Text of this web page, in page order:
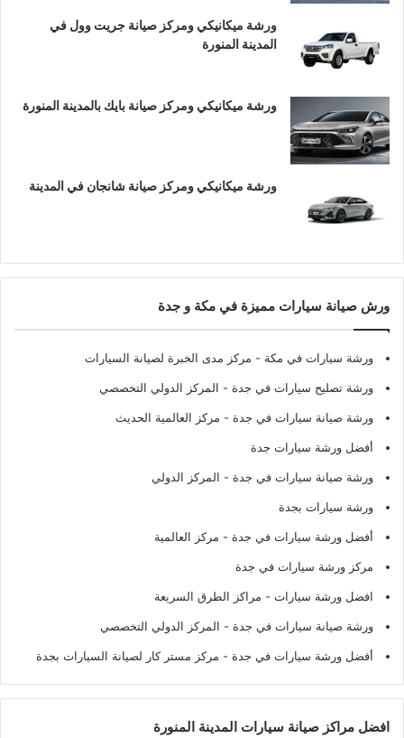
ورشة ميكانيكي ومركز صيانة جريت وول في
المدينة المنورة
ورشة ميكانيكي ومركز صيانة بايك بالمدينة المنورة
ورشة ميكانيكي ومركز صيانة شانجان في المدينة
ورش صيانة سيارات مميزة في مكة و جدة
ورشة سيارات في مكة - مركز مدى الخبرة لصيانة السيارات
ورشة تصليح سيارات في جدة - المركز الدولي التخصصي
ورشة صيانة سيارات في جدة - مركز العالمية الحديث
أفضل ورشة سيارات جدة
ورشة صيانة سيارات في جدة - المركز الدولي
ورشة سيارات بجدة
أفضل ورشة سيارات في جدة - مركز العالمية
مركز ورشة سيارات في جدة
افضل ورشة سيارات - مراكز الطرق السريعة
ورشة صيانة سيارات في جدة - المركز الدولي التخصصي
أفضل ورشة سيارات في جدة - مركز مستر كار لصيانة السيارات بجدة
افضل مراكز صيانة سيارات المدينة المنورة